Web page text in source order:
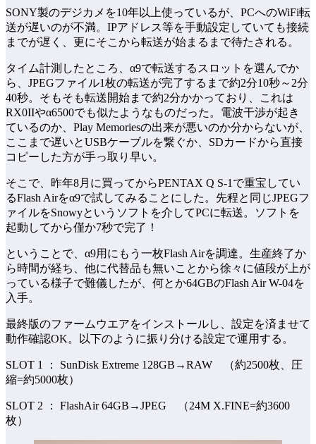
SONY製のデジカメを10年以上使っているが、PCへのWiFi転
送が遅いのが不満。IPアドレス等を手動設定していても接続
までが遅く、更にそこから転送が始まるまで待たされる。
タイム計測したところ、α9で転送するスロットを選んでか
ら、JPEGファイル1枚の転送が完了するまで約2分10秒～2分
40秒。そもそも転送開始まで約2分かかっており、これは
RX0IIやα6500でも似たようなものだった。電波干渉が起き
ているのか、Play Memoriesの出来が悪いのか分からないが、
ここまで遅いとUSBケーブルを繋ぐか、SDカードから直接
コピーした方が手っ取り早い。
そこで、昨年8月に買ってからPENTAX Q S-1で重宝してい
るFlash Airをα9で試してみることにした。先程と同じJPEGフ
ァイルをSnowyというソフトを介してPCに転送。ソフトを
起動してから僅か7秒で完了！
ということで、α9用にもう一枚Flash Airを調達。生産終了か
ら時間が経ち、他に代替品も無いことから徐々に値段が上が
っている様子で難儀したが、何とか64GBのFlash Air W-04を
入手。
最終版のファームウエアをインストールし、設定を済ませて
動作確認OK。以下のように振り分ける設定で運用する。
SLOT 1 ： SunDisk Extreme 128GB→RAW （約2500枚、圧
縮=約5000枚）
SLOT 2 ： FlashAir 64GB→JPEG （24M X.FINE=約3600
枚）